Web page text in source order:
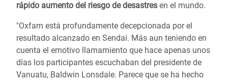
rápido aumento del riesgo de desastres en el mundo.
"Oxfam está profundamente decepcionada por el
resultado alcanzado en Sendai. Más aun teniendo en
cuenta el emotivo llamamiento que hace apenas unos
días los participantes escuchaban del presidente de
Vanuatu, Baldwin Lonsdale. Parece que se ha hecho